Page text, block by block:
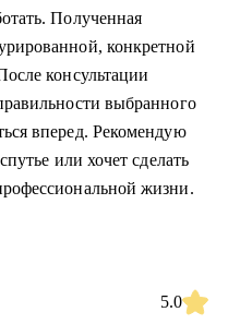
Полученная
конкретной
консультации
выбранного
вперед. Рекомендую
или хочет сделать
жизни.
5.0